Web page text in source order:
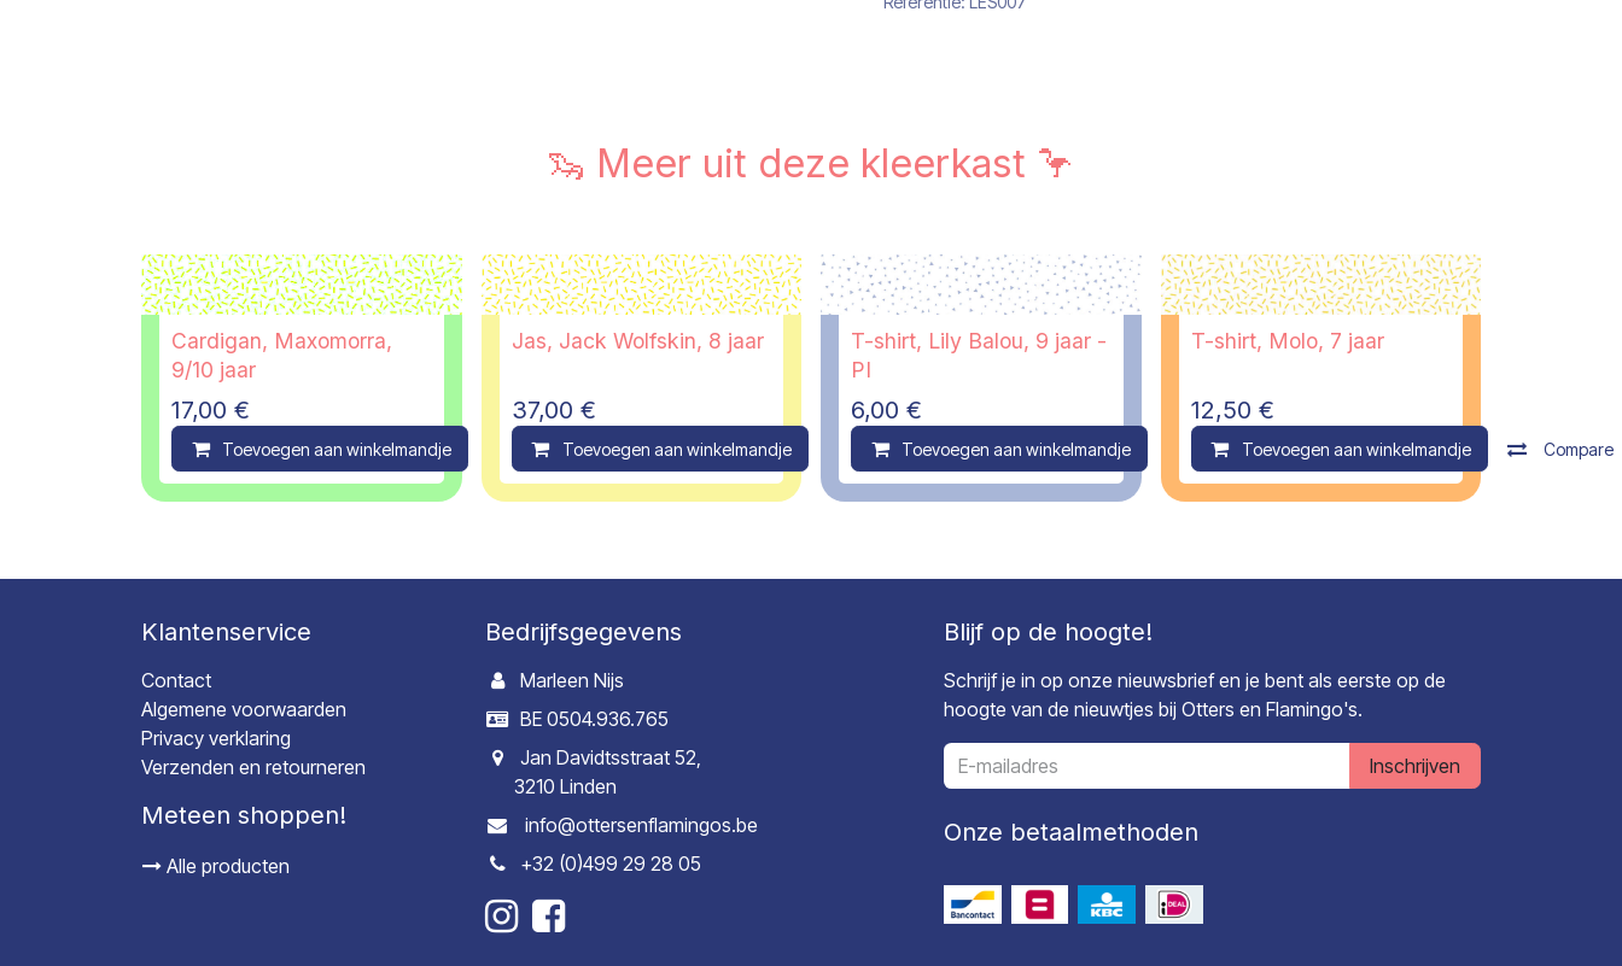
🦦 Meer uit deze kleerkast 🦩
Cardigan, Maxomorra,
9/10 jaar
17,00 €
Toevoegen aan winkelmandje Compare
Jas, Jack Wolfskin, 8 jaar
37,00 €
Toevoegen aan winkelmandje Compare
T-shirt, Lily Balou, 9 jaar -
PI
6,00 €
Toevoegen aan winkelmandje Compare
T-shirt, Molo, 7 jaar
12,50 €
Toevoegen aan winkelmandje Compare
Klantenservice
Contact
Algemene voorwaarden
Privacy verklaring
Verzenden en retourneren
Meteen shoppen!
Alle producten
Bedrijfsgegevens
Marleen Nijs
BE 0504.936.765
Jan Davidtsstraat 52,
3210 Linden
info@ottersenflamingos.be
+32 (0)499 29 28 05
Blijf op de hoogte!
Schrijf je in op onze nieuwsbrief en je bent als eerste op de
hoogte van de nieuwtjes bij Otters en Flamingo's.
Inschrijven
Onze betaalmethoden